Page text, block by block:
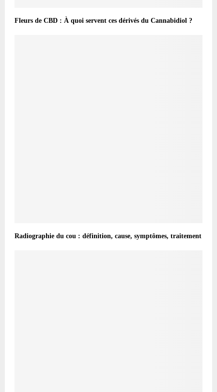
Fleurs de CBD : À quoi servent ces dérivés du Cannabidiol ?
Radiographie du cou : définition, cause, symptômes, traitement